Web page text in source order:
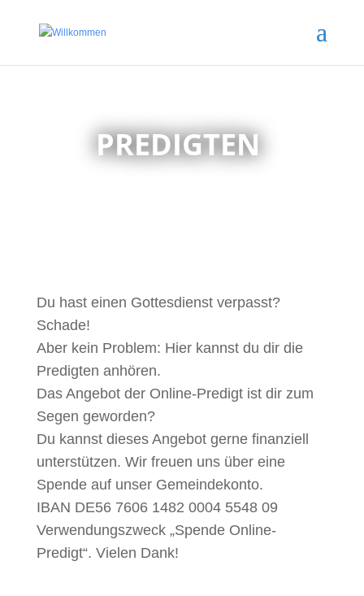
PREDIGTEN
Du hast einen Gottesdienst verpasst?
Schade!
Aber kein Problem: Hier kannst du dir die
Predigten anhören.
Das Angebot der Online-Predigt ist dir zum
Segen geworden?
Du kannst dieses Angebot gerne finanziell
unterstützen. Wir freuen uns über eine
Spende auf unser Gemeindekonto.
IBAN DE56 7606 1482 0004 5548 09
Verwendungszweck „Spende Online-
Predigt“. Vielen Dank!